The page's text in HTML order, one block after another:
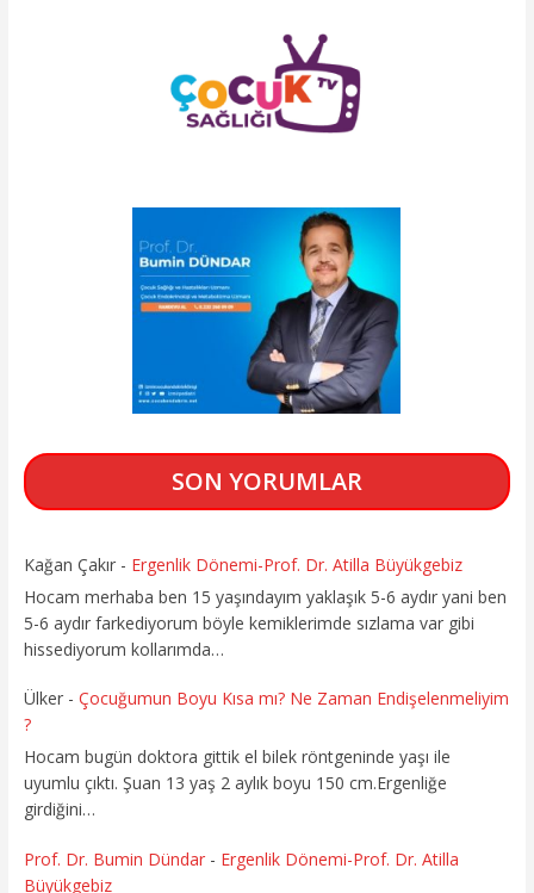
SON YORUMLAR
Kağan Çakır- Ergenlik Dönemi-Prof. Dr. Atilla Büyükgebiz
Hocam merhaba ben 15 yaşındayım yaklaşık 5-6 aydır yani ben
5-6 aydır farkediyorum böyle kemiklerimde sızlama var gibi
hissediyorum kollarımda…
Ülker- Çocuğumun Boyu Kısa mı? Ne Zaman Endişelenmeliyim
?
Hocam bugün doktora gittik el bilek röntgeninde yaşı ile
uyumlu çıktı. Şuan 13 yaş 2 aylık boyu 150 cm.Ergenliğe
girdiğini…
Prof. Dr. Bumin Dündar- Ergenlik Dönemi-Prof. Dr. Atilla
Büyükgebiz